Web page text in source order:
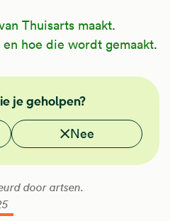
Thuisarts maakt.
hoe die wordt gemaakt.
je geholpen?
Nee
door artsen.